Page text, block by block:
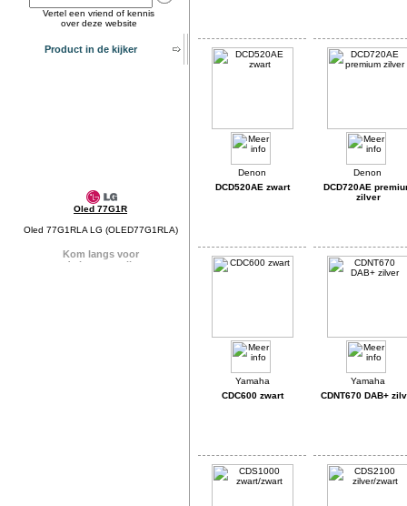
Vertel een vriend of kennis
over deze website
Product in de kijker
Oled 77G1R
Oled 77G1RLA LG (OLED77G1RLA)
DCD520AE zwart
DCD720AE
zilver
CDC600 zwart CDNT670 DAB+